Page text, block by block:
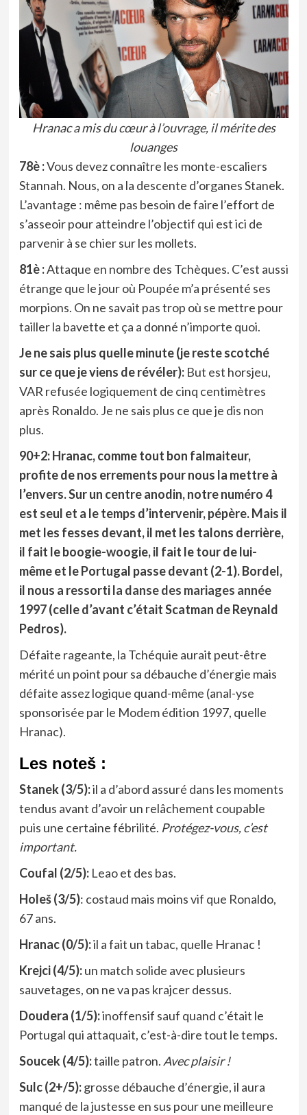
Hranac a mis du cœur à l’ouvrage, il mérite des
louanges
78è :Vous devez connaître les monte-escaliers
Stannah. Nous, on a la descente d’organes Stanek.
L’avantage : même pas besoin de faire l’effort de
s’asseoir pour atteindre l’objectif qui est ici de
parvenir à se chier sur les mollets.
81è :Attaque en nombre des Tchèques. C’est aussi
étrange que le jour où Poupée m’a présenté ses
morpions. On ne savait pas trop où se mettre pour
tailler la bavette et ça a donné n’importe quoi.
Je ne sais plus quelle minute (je reste scotché
sur ce que je viens de révéler):But est horsjeu,
VAR refusée logiquement de cinq centimètres
après Ronaldo. Je ne sais plus ce que je dis non
plus.
90+2: Hranac, comme tout bon falmaiteur,
profite de nos errements pour nous la mettre à
l’envers. Sur un centre anodin, notre numéro 4
est seul et a le temps d’intervenir, pépère. Mais il
met les fesses devant, il met les talons derrière,
il fait le boogie-woogie, il fait le tour de lui-
même et le Portugal passe devant (2-1). Bordel,
il nous a ressortila danse des mariages année
1997(celle d’avant c’était Scatman de Reynald
Pedros).
Défaite rageante, la Tchéquie aurait peut-être
mérité un point pour sa débauche d’énergie mais
défaite assez logique quand-même (anal-yse
sponsorisée par le Modem édition 1997, quelle
Hranac).
Les noteš :
Stanek (3/5):il a d’abord assuré dans les moments
tendus avant d’avoir un relâchement coupable
puis une certaine fébrilité. Protégez-vous, c’est
important.
Coufal (2/5):Leao et des bas.
Holeš (3/5): costaud mais moins vif que Ronaldo,
67 ans.
Hranac (0/5):il a fait un tabac, quelle Hranac !
Krejci (4/5):un match solide avec plusieurs
sauvetages, on ne va pas krajcer dessus.
Doudera (1/5):inoffensif sauf quand c’était le
Portugal qui attaquait, c’est-à-dire tout le temps.
Soucek (4/5):taille patron. Avec plaisir !
Sulc (2+/5):grosse débauche d’énergie, il aura
manqué de la justesse en sus pour une meilleure